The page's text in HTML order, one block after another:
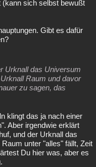
(kann sich selbst bewußt
Gibt es dafür
Urknall das Universum
Raum und davor
zu sagen, das
klingt das ja nach einer
Aber irgendwie erklärt
und der Urknall das
unter "alles" fällt, Zeit
Du hier was, aber es